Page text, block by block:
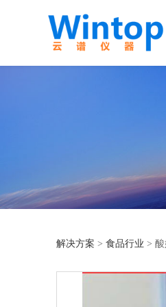
酸奶感
解决方案 > 食品行业 >